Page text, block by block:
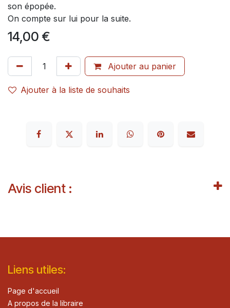
son épopée.
On compte sur lui pour la suite.
14,00 €
Ajouter au panier
Ajouter à la liste de souhaits
Avis client :
Lie​ns utiles:
Page d'accueil
A propos de la libraire